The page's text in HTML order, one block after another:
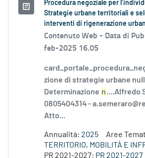
Procedura negoziale per
Strategie urbane territoriali e
interventi di rigenerazione
Contenuto Web - Data di
feb-2025 16.05
zione di strategie urbane null
Determinazione n....Alfredo
0805404314 -
Atto...
Annualità: 2025
Aree
TERRITORIO, MOBILITÀ E
PR 2021-2027: PR 2021-2027